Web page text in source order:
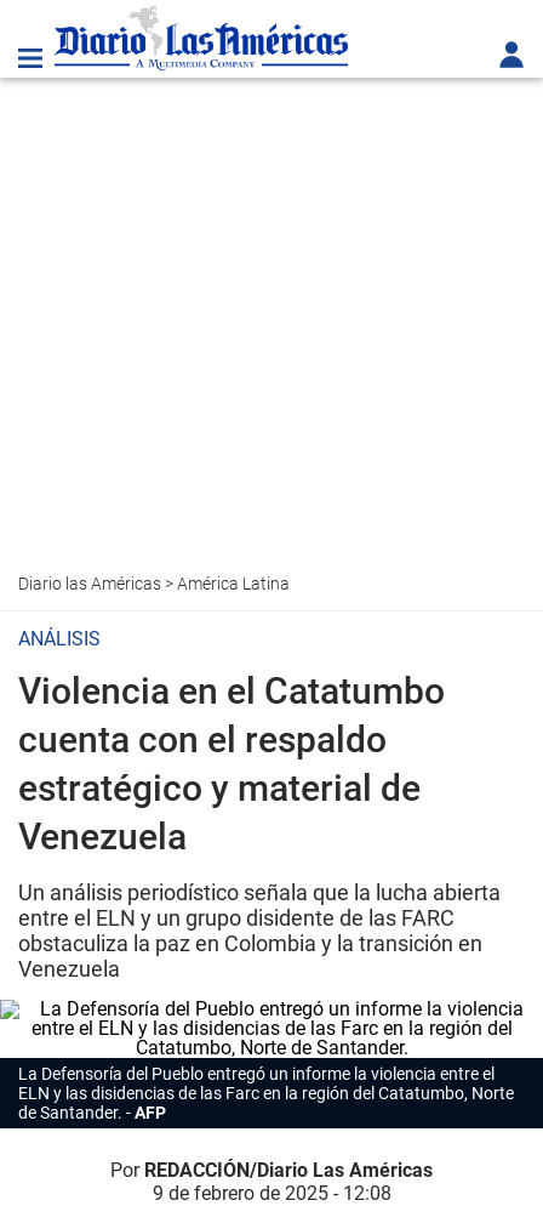
Diario las Américas>América Latina
ANÁLISIS
Violencia en el Catatumbo
cuenta con el respaldo
estratégico y material de
Venezuela
Un análisis periodístico señala que la lucha abierta
entre el ELN y un grupo disidente de las FARC
obstaculiza la paz en Colombia y la transición en
Venezuela
La Defensoría del Pueblo entregó un informe la violencia entre el
ELN y las disidencias de las Farc en la región del Catatumbo, Norte
de Santander.
AFP
Por REDACCIÓN/Diario Las Américas
9 de febrero de 2025 - 12:08